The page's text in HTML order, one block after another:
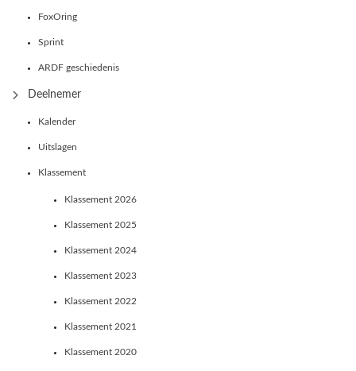
FoxOring
Sprint
ARDF geschiedenis
Deelnemer
Kalender
Uitslagen
Klassement
Klassement 2026
Klassement 2025
Klassement 2024
Klassement 2023
Klassement 2022
Klassement 2021
Klassement 2020